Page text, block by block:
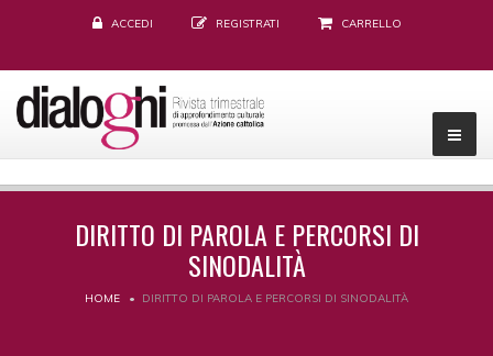
ACCEDI REGISTRATI CARRELLO
DIRITTO DI PAROLA E PERCORSI DI
SINODALITÀ
HOME DIRITTO DI PAROLA E PERCORSI DI SINODALITÀ